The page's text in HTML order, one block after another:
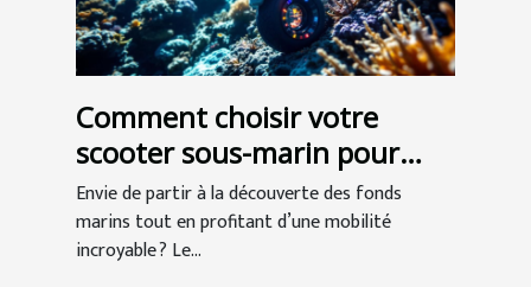
Comment choisir votre
scooter sous-marin pour
l'exploration ?
Envie de partir à la découverte des fonds
marins tout en profitant d’une mobilité
incroyable ? Le...